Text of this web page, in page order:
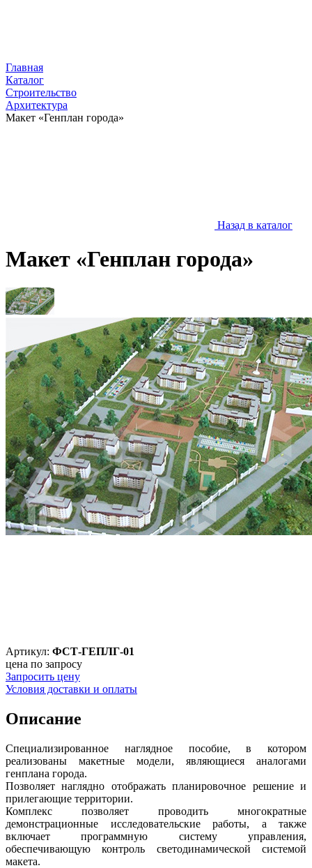
Главная
Каталог
Строительство
Архитектура
Макет «Генплан города»
Назад в каталог
Макет «Генплан города»
Артикул: ФСТ-ГЕПЛГ-01
цена по запросу
Запросить цену
Условия доставки и оплаты
Описание
Специализированное наглядное пособие, в котором
реализованы макетные модели, являющиеся аналогами
генплана города.
Позволяет наглядно отображать планировочное решение и
прилегающие территории.
Комплекс позволяет проводить многократные
демонстрационные исследовательские работы, а также
включает программную систему управления,
обеспечивающую контроль светодинамической системой
макета.